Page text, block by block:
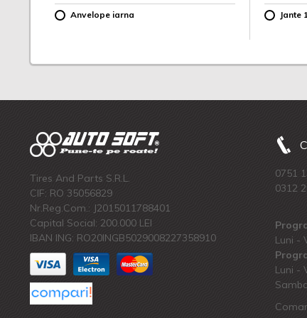
Anvelope iarna Jante
Tires And Parts S.R.L.
CIF: RO 35056829
Nr.Reg.Com.: J2015011788401
Capital Social: 200.000 LEI
IBAN ING: RO20INGB5029008227358910
0751
0312
Luni -
Luni -